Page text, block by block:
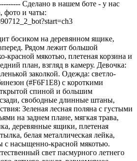
Сделано в нашем боте - у нас
фото и чаты:
босиком на деревянном ящике,
Рядом лежит большой
красной мякотью, плетеная корзина и
план, взгляд в камеру. Девочка:
заколкой. Одежда: светло-
(#F6F1E8) с короткими
спиной и большим
свободные длинные штаны,
Зеленая лесная поляна с густыми
на заднем плане, мягкая трава,
деревянные ящики, плетеная
белая металлическая лейка,
с насыщенно-красной мякотью.
свет пасмурного летнего